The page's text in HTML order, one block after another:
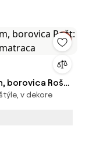
borovica Rošt:
matraca
v dekore